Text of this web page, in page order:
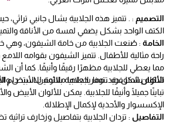
التصميم: . تتميز هذه الجلابية بشال جانبي تراثي،
الكتف الواحد بشكل يضفي لمسة من الأناقة والتميز.
الخامة: صُنعت الجلابية من خامة الشيفون، وهي
راحة مثالية للأطفال. تتميز الشيفون بقوامه
مما يعطي للجلابية مظهرًا رقيقًا وأنيقًا. كما أن
شكله بشكل جيد، مما يجعلها ملائمة للاستخدام
الألوانالمتوفرة: تتوفر الجلابية باللونين الأبيض
تباينًا جميلًا وأنيقًا للجلابية. يمكن للألوان
الإكسسوار والأحذية لإكمال الإطلالة.
التفاصيل: تزدان الجلابية بتفاصيل وزخارف تراثية